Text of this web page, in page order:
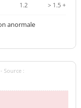
1.2 > 1.5 +
anormale
Source :